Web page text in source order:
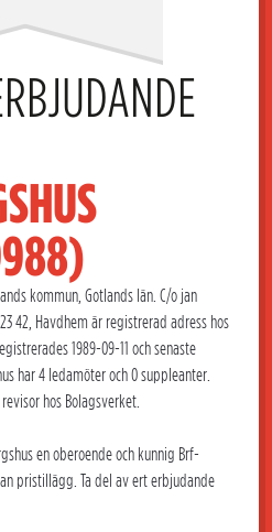
kommun, Gotlands län. C/o jan
42, Havdhem är registrerad adress hos
1989-09-11 och senaste
har 4 ledamöter och 0 suppleanter.
hos Bolagsverket.
en oberoende och kunnig Brf-
pristillägg. Ta del av ert erbjudande